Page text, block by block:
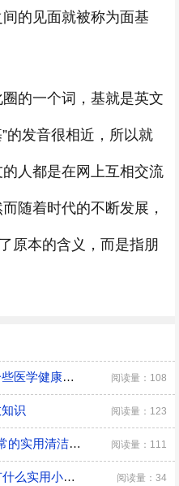
的见面就被称为面基
的一个词，基就是英文
的发音很相近，所以就
人都是在网上互相交流
随着时代的不断发展，
原本的含义，而是指朋
生活中的医学常识 必须知道的一些医学健康小常识 阅读量：108
识 阅读量：123
日常生活清洁小妙招 5个生活日常的实用清洁小技巧 阅读量：111
10个生活实用小技巧 生活当中有什么实用小技巧 阅读量：34